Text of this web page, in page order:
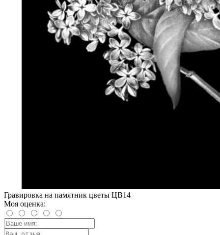
Гравировка на памятник цветы ЦВ14
Моя оценка: